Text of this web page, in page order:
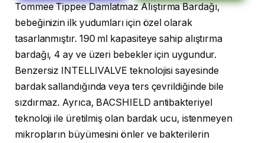
Tommee Tippee Damlatmaz Alıştırma Bardağı,
bebeğinizin ilk yudumları için özel olarak
tasarlanmıştır. 190 ml kapasiteye sahip alıştırma
bardağı, 4 ay ve üzeri bebekler için uygundur.
Benzersiz INTELLIVALVE teknolojisi sayesinde
bardak sallandığında veya ters çevrildiğinde bile
sızdırmaz. Ayrıca, BACSHIELD antibakteriyel
teknoloji ile üretilmiş olan bardak ucu, istenmeyen
mikropların büyümesini önler ve bakterilerin